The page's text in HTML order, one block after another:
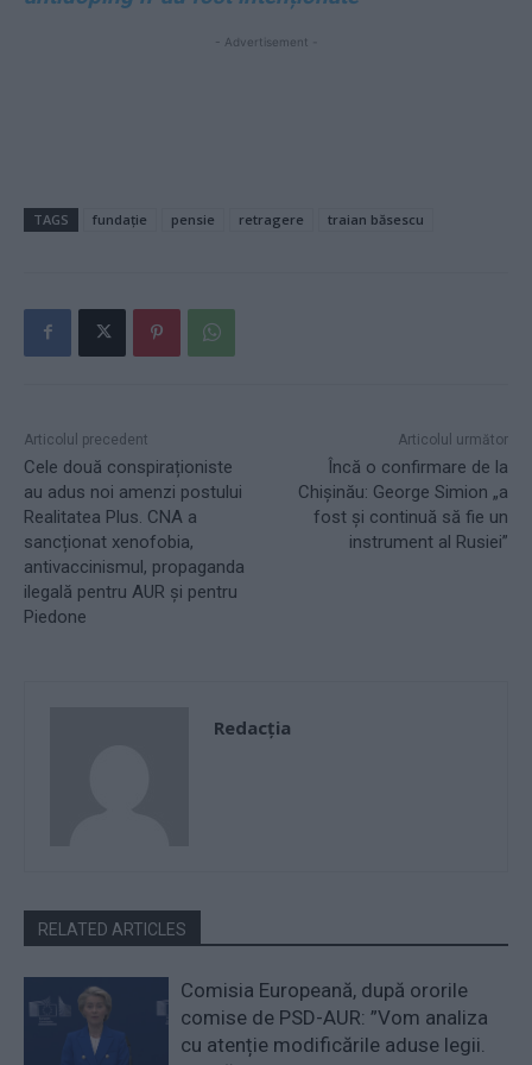
- Advertisement -
TAGS fundație pensie retragere traian băsescu
Articolul precedent
Cele două conspiraționiste
au adus noi amenzi postului
Realitatea Plus. CNA a
sancționat xenofobia,
antivaccinismul, propaganda
ilegală pentru AUR și pentru
Piedone
Articolul următor
Încă o confirmare de la
Chișinău: George Simion „a
fost și continuă să fie un
instrument al Rusiei”
Redacţia
RELATED ARTICLES
Comisia Europeană, după ororile
comise de PSD-AUR: ”Vom analiza
cu atenție modificările aduse legii.